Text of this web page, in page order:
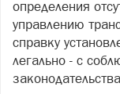
определения
управлению
справку
легально - с
законодательства.